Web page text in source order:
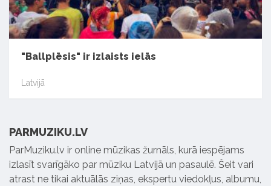
"Ballplēsis" ir izlaists ielās
Latvijā
PARMUZIKU.LV
ParMuziku.lv ir online mūzikas žurnāls, kurā iespējams
izlasīt svarīgāko par mūziku Latvijā un pasaulē. Šeit vari
atrast ne tikai aktuālās ziņas, ekspertu viedokļus, albumu,